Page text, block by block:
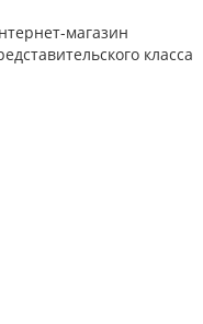
магазин
класса